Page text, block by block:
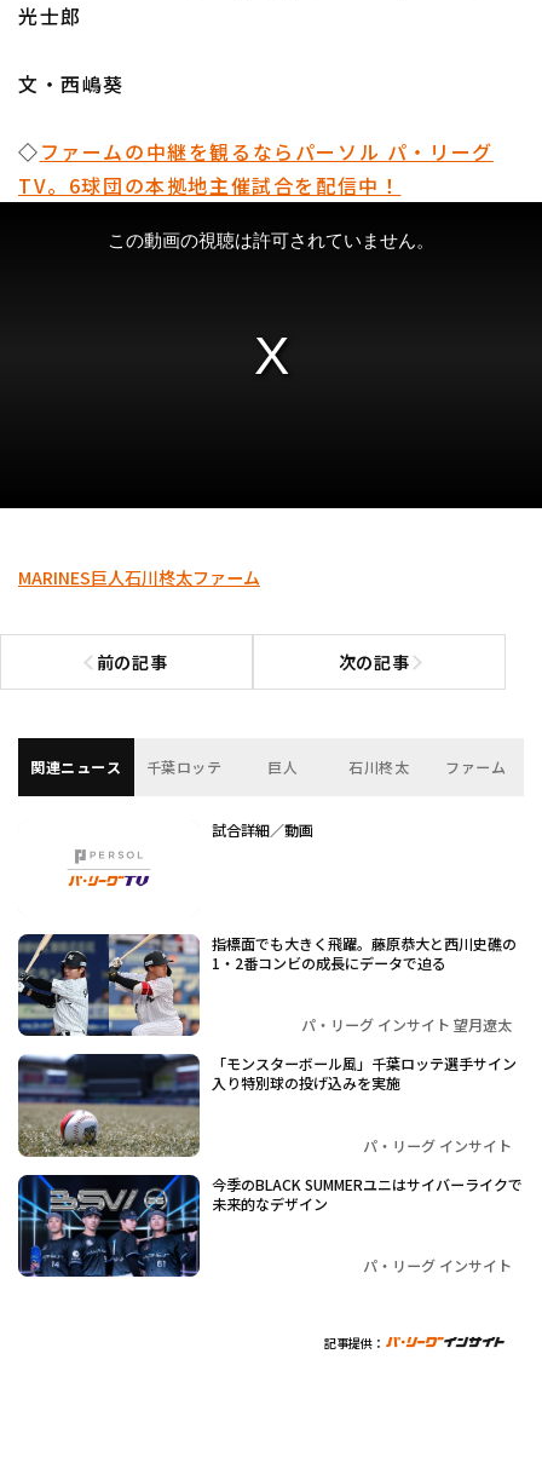
光士郎
文・西嶋葵
◇ファームの中継を観るならパーソル パ・リーグ
TV。6球団の本拠地主催試合を配信中！
MARINES巨人石川柊太ファーム
前の記事
前の記事へ 次の記事次の記事へ
関連ニュース 千葉ロッテ 巨人 石川柊太 ファーム
試合詳細／動画
指標面でも大きく飛躍。藤原恭大と西川史礁の
1・2番コンビの成長にデータで迫る
パ・リーグ インサイト 望月遼太
「モンスターボール風」千葉ロッテ選手サイン
入り特別球の投げ込みを実施
パ・リーグ インサイト
今季のBLACK SUMMERユニはサイバーライクで
未来的なデザイン
パ・リーグ インサイト
記事提供：